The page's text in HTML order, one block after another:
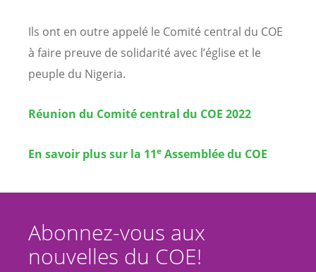
Ils ont en outre appelé le Comité central du COE
à faire preuve de solidarité avec l’église et le
peuple du Nigeria.
Réunion du Comité central du COE 2022
En savoir plus sur la 11e Assemblée du COE
Abonnez-vous aux
nouvelles du COE!